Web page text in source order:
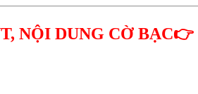
NỘI DUNG CỜ